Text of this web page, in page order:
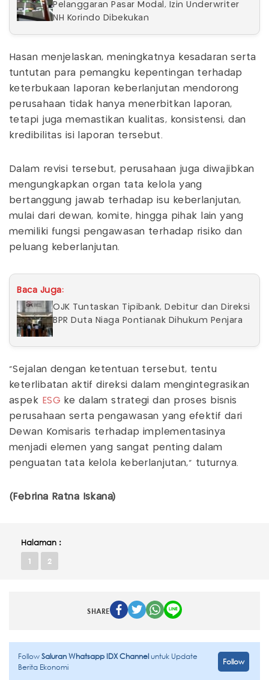
Pelanggaran Pasar Modal, Izin Underwriter
NH Korindo Dibekukan
Hasan menjelaskan, meningkatnya kesadaran serta
tuntutan para pemangku kepentingan terhadap
keterbukaan laporan keberlanjutan mendorong
perusahaan tidak hanya menerbitkan laporan,
tetapi juga memastikan kualitas, konsistensi, dan
kredibilitas isi laporan tersebut.
Dalam revisi tersebut, perusahaan juga diwajibkan
mengungkapkan organ tata kelola yang
bertanggung jawab terhadap isu keberlanjutan,
mulai dari dewan, komite, hingga pihak lain yang
memiliki fungsi pengawasan terhadap risiko dan
peluang keberlanjutan.
Baca Juga:
OJK Tuntaskan Tipibank, Debitur dan Direksi
BPR Duta Niaga Pontianak Dihukum Penjara
"Sejalan dengan ketentuan tersebut, tentu
keterlibatan aktif direksi dalam mengintegrasikan
aspek ESG ke dalam strategi dan proses bisnis
perusahaan serta pengawasan yang efektif dari
Dewan Komisaris terhadap implementasinya
menjadi elemen yang sangat penting dalam
penguatan tata kelola keberlanjutan," tuturnya.
(Febrina Ratna Iskana)
Halaman :
1 2
SHARE
FollowSaluran Whatsapp IDX Channeluntuk Update
Berita Ekonomi
Follow